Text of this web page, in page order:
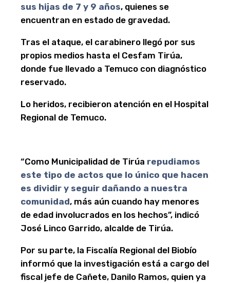
sus hijas de 7 y 9 años, quienes se
encuentran en estado de gravedad.
Tras el ataque, el carabinero llegó por sus
propios medios hasta el Cesfam Tirúa,
donde fue llevado a Temuco con diagnóstico
reservado.
Lo heridos, recibieron atención en el Hospital
Regional de Temuco.
“Como Municipalidad de Tirúa repudiamos
este tipo de actos que lo único que hacen
es dividir y seguir dañando a nuestra
comunidad, más aún cuando hay menores
de edad involucrados en los hechos”, indicó
José Linco Garrido, alcalde de Tirúa.
Por su parte, la Fiscalía Regional del Biobío
informó que la investigación está a cargo del
fiscal jefe de Cañete, Danilo Ramos, quien ya